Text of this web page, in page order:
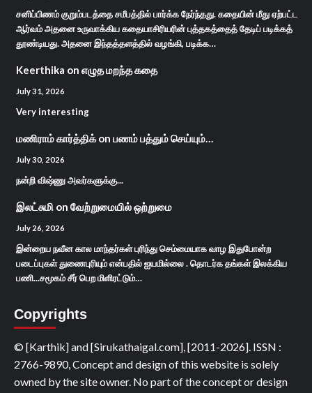
சனிப்பிணம் குறும்படத்தை சமீபத்தில் பார்க்க நேர்ந்தது. கதையின் மீது ஏற்பட்ட
ஆர்வம் அதனை உருவாக்கிய கதையாசிரியரின் புத்தகத்தைத் தேடிப் படிக்கத்
தூண்டியது. அதனை இந்தத்தளத்தில் வழங்கி, படிக்க…
Keerthika on எழுத மறந்த கதை
July 31, 2026
Very interesting
மணிராம் கார்த்திக்on பணம் பத்தும் செய்யும்…
July 30, 2026
நன்றி விஷ்ணு அவர்களுக்கு...
இலட்சுமி on வேற்றுமையில் ஒற்றுமை
July 26, 2026
இன்றைய நவீன கால மாந்தர்கள் புரிந்து செம்மையாக வாழ இதுபோன்ற
படைப்புகள் துணைபுரியும் என்பதில் ஐயமில்லை . தொடர்க தங்கள் இலக்கிய
பணி...சமூகம் சீர் பெற மிளிரட்டும்…
Copyrights
© [Karthik] and [Sirukathaigal.com], [2011-2026]. ISSN :
2766-9890, Concept and design of this website is solely
owned by the site owner. No part of the concept or design